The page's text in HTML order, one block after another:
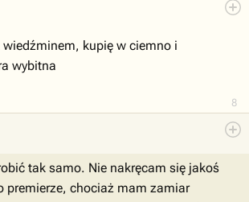
8
kupię w ciemno i
wybitna
tak samo. Nie nakręcam się jakoś
premierze, chociaż mam zamiar